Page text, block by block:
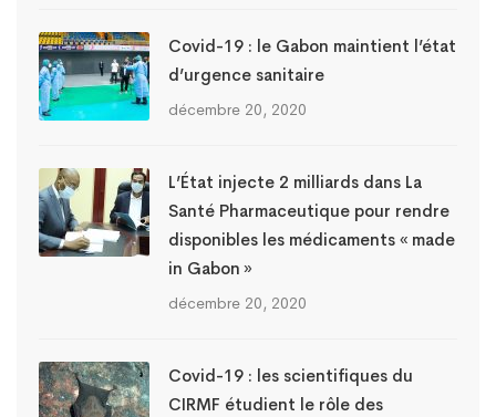
Covid-19 : le Gabon maintient l’état
d’urgence sanitaire
décembre 20, 2020
L’État injecte 2 milliards dans La
Santé Pharmaceutique pour rendre
disponibles les médicaments « made
in Gabon »
décembre 20, 2020
Covid-19 : les scientifiques du
CIRMF étudient le rôle des